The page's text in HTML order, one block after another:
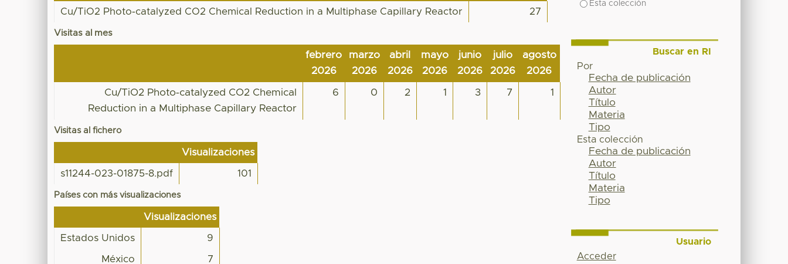
Cu/TiO2 Photo‑catalyzed CO2 Chemical Reduction in a Multiphase Capillary Reactor 27
Visitas al mes
febrero
2026
marzo
2026
abril
2026
mayo
2026
junio
2026
julio
2026
agosto
2026
Cu/TiO2 Photo‑catalyzed CO2 Chemical
Reduction in a Multiphase Capillary Reactor
6 0 2 1 3 7 1
Visitas al fichero
Visualizaciones
s11244-023-01875-8.pdf 101
Países con más visualizaciones
Visualizaciones
Estados Unidos 9
México 7
Esta colección
Buscar en RI
Por
Fecha de publicación
Autor
Título
Materia
Tipo
Esta colección
Fecha de publicación
Autor
Título
Materia
Tipo
Usuario
Acceder